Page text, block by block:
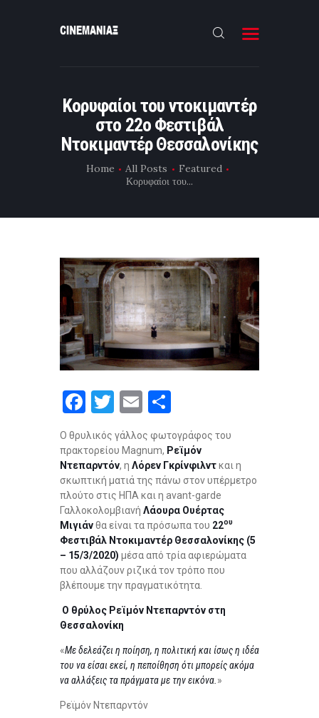
Κορυφαίοι του ντοκιμαντέρ
στο 22ο Φεστιβάλ
Ντοκιμαντέρ Θεσσαλονίκης
Home All Posts
Featured
Κορυφαίοι του...
ΝΕΑ
ΣΥΝΕΝΤΕΥΞΗ
FILMMAKING
ΜΙΚΡΟΥ ΜΗΚΟΥΣ
EΠΙΚΟΙΝΩΝΙΑ
F
a
ce
b
o
o
k
T
wi
tt
er
E
ail ar
e
Ο θρυλικός γάλλος φωτογράφος του
πρακτορείου Magnum, Ρεϊμόν
Ντεπαρντόν, η Λόρεν Γκρίνφιλντκαι η
σκωπτική ματιά της πάνω στον υπέρμετρο
πλούτο στις ΗΠΑ και η avant-garde
Γαλλοκολομβιανή Λάουρα Ουέρτας
Μιγιάνθα είναι τα πρόσωπα του 22ου
Φεστιβάλ Ντοκιμαντέρ Θεσσαλονίκης (5
– 15/3/2020) μέσα από τρία αφιερώματα
που αλλάζουν ριζικά τον τρόπο που
βλέπουμε την πραγματικότητα.
Ο θρύλος Ρεϊμόν Ντεπαρντόν στη
Θεσσαλονίκη
«Mε δελεάζει η ποίηση, η πολιτική και ίσως η ιδέα
του να είσαι εκεί, η πεποίθηση ότι μπορείς ακόμα
να αλλάξεις τα πράγματα με την εικόνα. »
Ρεϊμόν Ντεπαρντόν